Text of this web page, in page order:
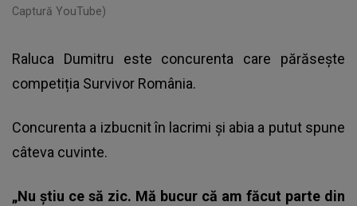
Captură YouTube)
Raluca Dumitru este concurenta care părăsește
competiția Survivor România.
Concurenta a izbucnit în lacrimi și abia a putut spune
câteva cuvinte.
„Nu știu ce să zic. Mă bucur că am făcut parte din